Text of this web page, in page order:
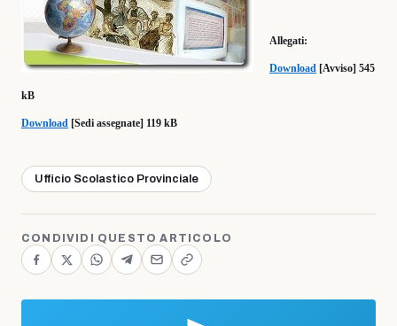
Allegati:
Download [Avviso] 545
kB
Download [Sedi assegnate] 119 kB
Ufficio Scolastico Provinciale
CONDIVIDI QUESTO ARTICOLO